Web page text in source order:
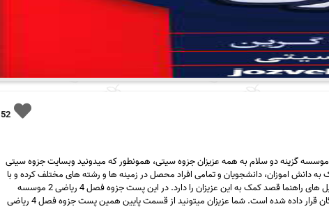
52
دانلود رایگان جزوه فصل 4 ریاضی 2 موسسه گزینه دو سلام به همه عزیزان جزوه سیتی، همونطور که میدونید وبسایت جزوه سیتی
دانش اموزان، دانشجویان و تمامی افراد محصل در زمینه ها و رشته های مختلف کرده و با
قرار دادن جزوه و نمونه سوالات و فایل های راهنما قصد کمک به این عزیزان را دارد. در این پست جزوه فصل 4 ریاضی 2 موسسه
گزینه دو به همراه pdf به صورت رایگان قرار داده شده است. شما عزیزان میتونید از قسمت پایین همین پست جزوه فصل 4 ریاضی